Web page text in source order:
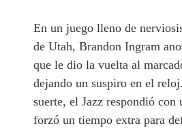
En un juego lleno de
de Utah, Brandon Ingram
que le dio la vuelta al
dejando un suspiro en el
suerte, el Jazz respondió
forzó un tiempo extra para